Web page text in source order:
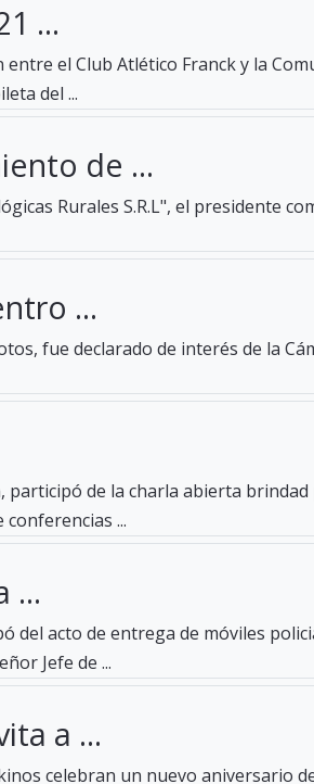
...
el Club Atlético Franck y la
del ...
de ...
Rurales S.R.L", el presidente
...
fue declarado de interés de la
participó de la charla abierta
...
...
del acto de entrega de móviles
Jefe de ...
a ...
celebran un nuevo aniversario